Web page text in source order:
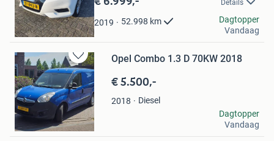
Favorieten
Details
2019 52.998 km
Fais
Nieuwendijk
Dagtopper
Vandaag
Bewaren
in
Mijn
Favorieten
Opel Combo 1.3 D 70KW 2018
€ 5.500,-
2018
Diesel
Marcel
Heerhugowaard
Dagtopper
Vandaag